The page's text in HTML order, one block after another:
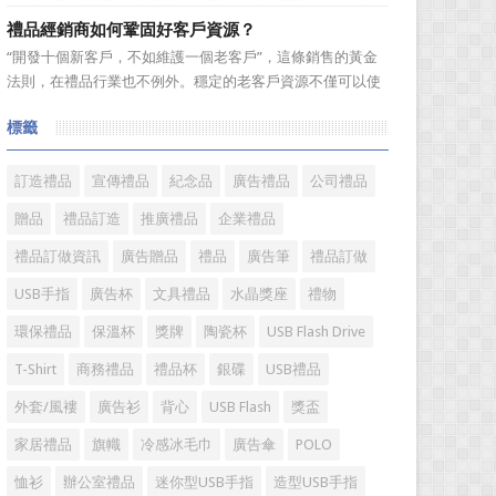
選。當你還在髮愁老爸生日禮物送什麼的時候，一款真皮皮
帶就是非常不錯的選擇。但是真皮皮帶如果疏於保養，也會
黯然失色，出現裂痕和破損的痕跡，今天小編就爲大家分享
真皮皮帶的注意事項...
禮品經銷商如何鞏固好客戶資源？
“開發十個新客戶，不如維護一個老客戶”，這條銷售的黃金
法則，在禮品行業也不例外。穩定的老客戶資源不僅可以使
方式。成功的經銷商是從保持並鞏固現有顧客的基礎上不斷
增加新顧客，這樣才能使銷售額越來越多，銷售業績越來越
好，老客戶的數量當...
標籤
訂造禮品 宣傳禮品 紀念品 廣告禮品 公司禮品
贈品 禮品訂造 推廣禮品 企業禮品
禮品訂做資訊 廣告贈品 禮品 廣告筆 禮品訂做
USB手指 廣告杯 文具禮品 水晶獎座 禮物
環保禮品 保溫杯 獎牌 陶瓷杯 USB Flash Drive
T-Shirt 商務禮品 禮品杯 銀碟 USB禮品
外套/風褸 廣告衫 背心 USB Flash 獎盃
家居禮品 旗幟 冷感冰毛巾 廣告傘 POLO
恤衫 辦公室禮品 迷你型USB手指 造型USB手指